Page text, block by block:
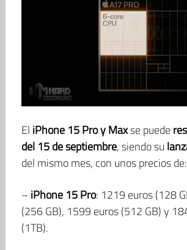
El iPhone 15 Pro y Maxse puede
del 15 de septiembre, siendo su
del mismo mes, con unos precios de:
–iPhone 15 Pro: 1219 euros (128
(256 GB), 1599 euros (512 GB) y
(1TB).